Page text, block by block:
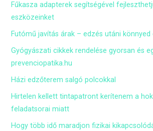
Fűkasza adapterek segítségével
eszközeinket
Futómű javítás árak – edzés utáni könnyed
Gyógyászati cikkek rendelése gyorsan és
prevenciopatika.hu
Házi edzőterem salgó polcokkal
Hirtelen kellett tintapatront kerítenem a
feladatsorai miatt
Hogy több idő maradjon fizikai